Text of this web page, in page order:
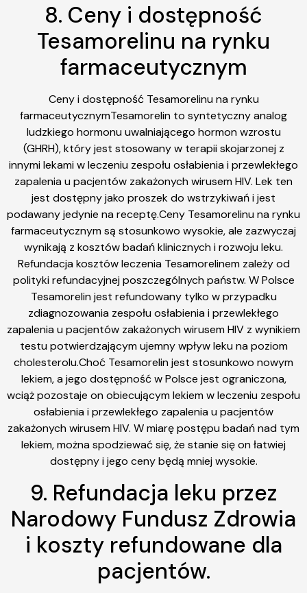
8. Ceny i dostępność
Tesamorelinu na rynku
farmaceutycznym
Ceny i dostępność Tesamorelinu na rynku
farmaceutycznymTesamorelin to syntetyczny analog
ludzkiego hormonu uwalniającego hormon wzrostu
(GHRH), który jest stosowany w terapii skojarzonej z
innymi lekami w leczeniu zespołu osłabienia i przewlekłego
zapalenia u pacjentów zakażonych wirusem HIV. Lek ten
jest dostępny jako proszek do wstrzykiwań i jest
podawany jedynie na receptę.Ceny Tesamorelinu na rynku
farmaceutycznym są stosunkowo wysokie, ale zazwyczaj
wynikają z kosztów badań klinicznych i rozwoju leku.
Refundacja kosztów leczenia Tesamorelinem zależy od
polityki refundacyjnej poszczególnych państw. W Polsce
Tesamorelin jest refundowany tylko w przypadku
zdiagnozowania zespołu osłabienia i przewlekłego
zapalenia u pacjentów zakażonych wirusem HIV z wynikiem
testu potwierdzającym ujemny wpływ leku na poziom
cholesterolu.Choć Tesamorelin jest stosunkowo nowym
lekiem, a jego dostępność w Polsce jest ograniczona,
wciąż pozostaje on obiecującym lekiem w leczeniu zespołu
osłabienia i przewlekłego zapalenia u pacjentów
zakażonych wirusem HIV. W miarę postępu badań nad tym
lekiem, można spodziewać się, że stanie się on łatwiej
dostępny i jego ceny będą mniej wysokie.
9. Refundacja leku przez
Narodowy Fundusz Zdrowia
i koszty refundowane dla
pacjentów.